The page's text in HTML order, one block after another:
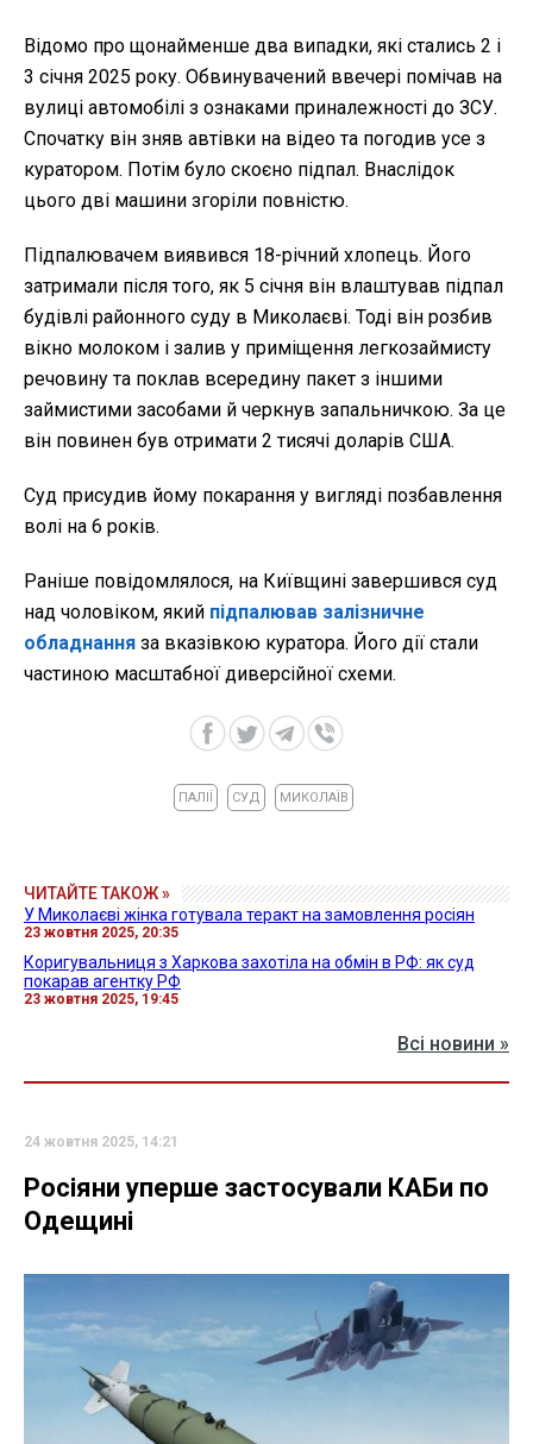
Відомо про щонайменше два випадки, які стались 2 і
3 січня 2025 року. Обвинувачений ввечері помічав на
вулиці автомобілі з ознаками приналежності до ЗСУ.
Спочатку він зняв автівки на відео та погодив усе з
куратором. Потім було скоєно підпал. Внаслідок
цього дві машини згоріли повністю.
Підпалювачем виявився 18-річний хлопець. Його
затримали після того, як 5 січня він влаштував підпал
будівлі районного суду в Миколаєві. Тоді він розбив
вікно молоком і залив у приміщення легкозаймисту
речовину та поклав всередину пакет з іншими
займистими засобами й черкнув запальничкою. За це
він повинен був отримати 2 тисячі доларів США.
Суд присудив йому покарання у вигляді позбавлення
волі на 6 років.
Раніше повідомлялося, на Київщині завершився суд
над чоловіком, який підпалював залізничне
обладнання за вказівкою куратора. Його дії стали
частиною масштабної диверсійної схеми.
ПАЛІЇ СУД МИКОЛАЇВ
ЧИТАЙТЕ ТАКОЖ »
У Миколаєві жінка готувала теракт на замовлення росіян
23 жовтня 2025, 20:35
Коригувальниця з Харкова захотіла на обмін в РФ: як суд
покарав агентку РФ
23 жовтня 2025, 19:45
Всі новини »
24 жовтня 2025, 14:21
Росіяни уперше застосували КАБи по
Одещині